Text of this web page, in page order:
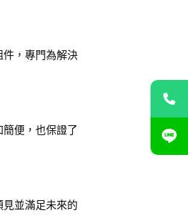
，專門為解決
簡便，也保證了
並滿足未來的